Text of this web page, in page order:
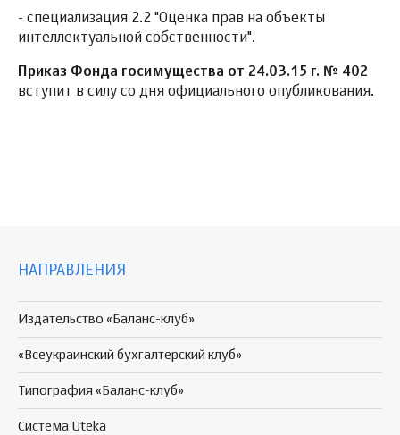
- специализация 2.2 "Оценка прав на объекты
интеллектуальной собственности".
Приказ Фонда госимущества от 24.03.15 г. № 402
вступит в силу со дня официального опубликования.
НАПРАВЛЕНИЯ
Издательство «Баланс-клуб»
«Всеукраинский бухгалтерский клуб»
Типография «Баланс-клуб»
Система Uteka